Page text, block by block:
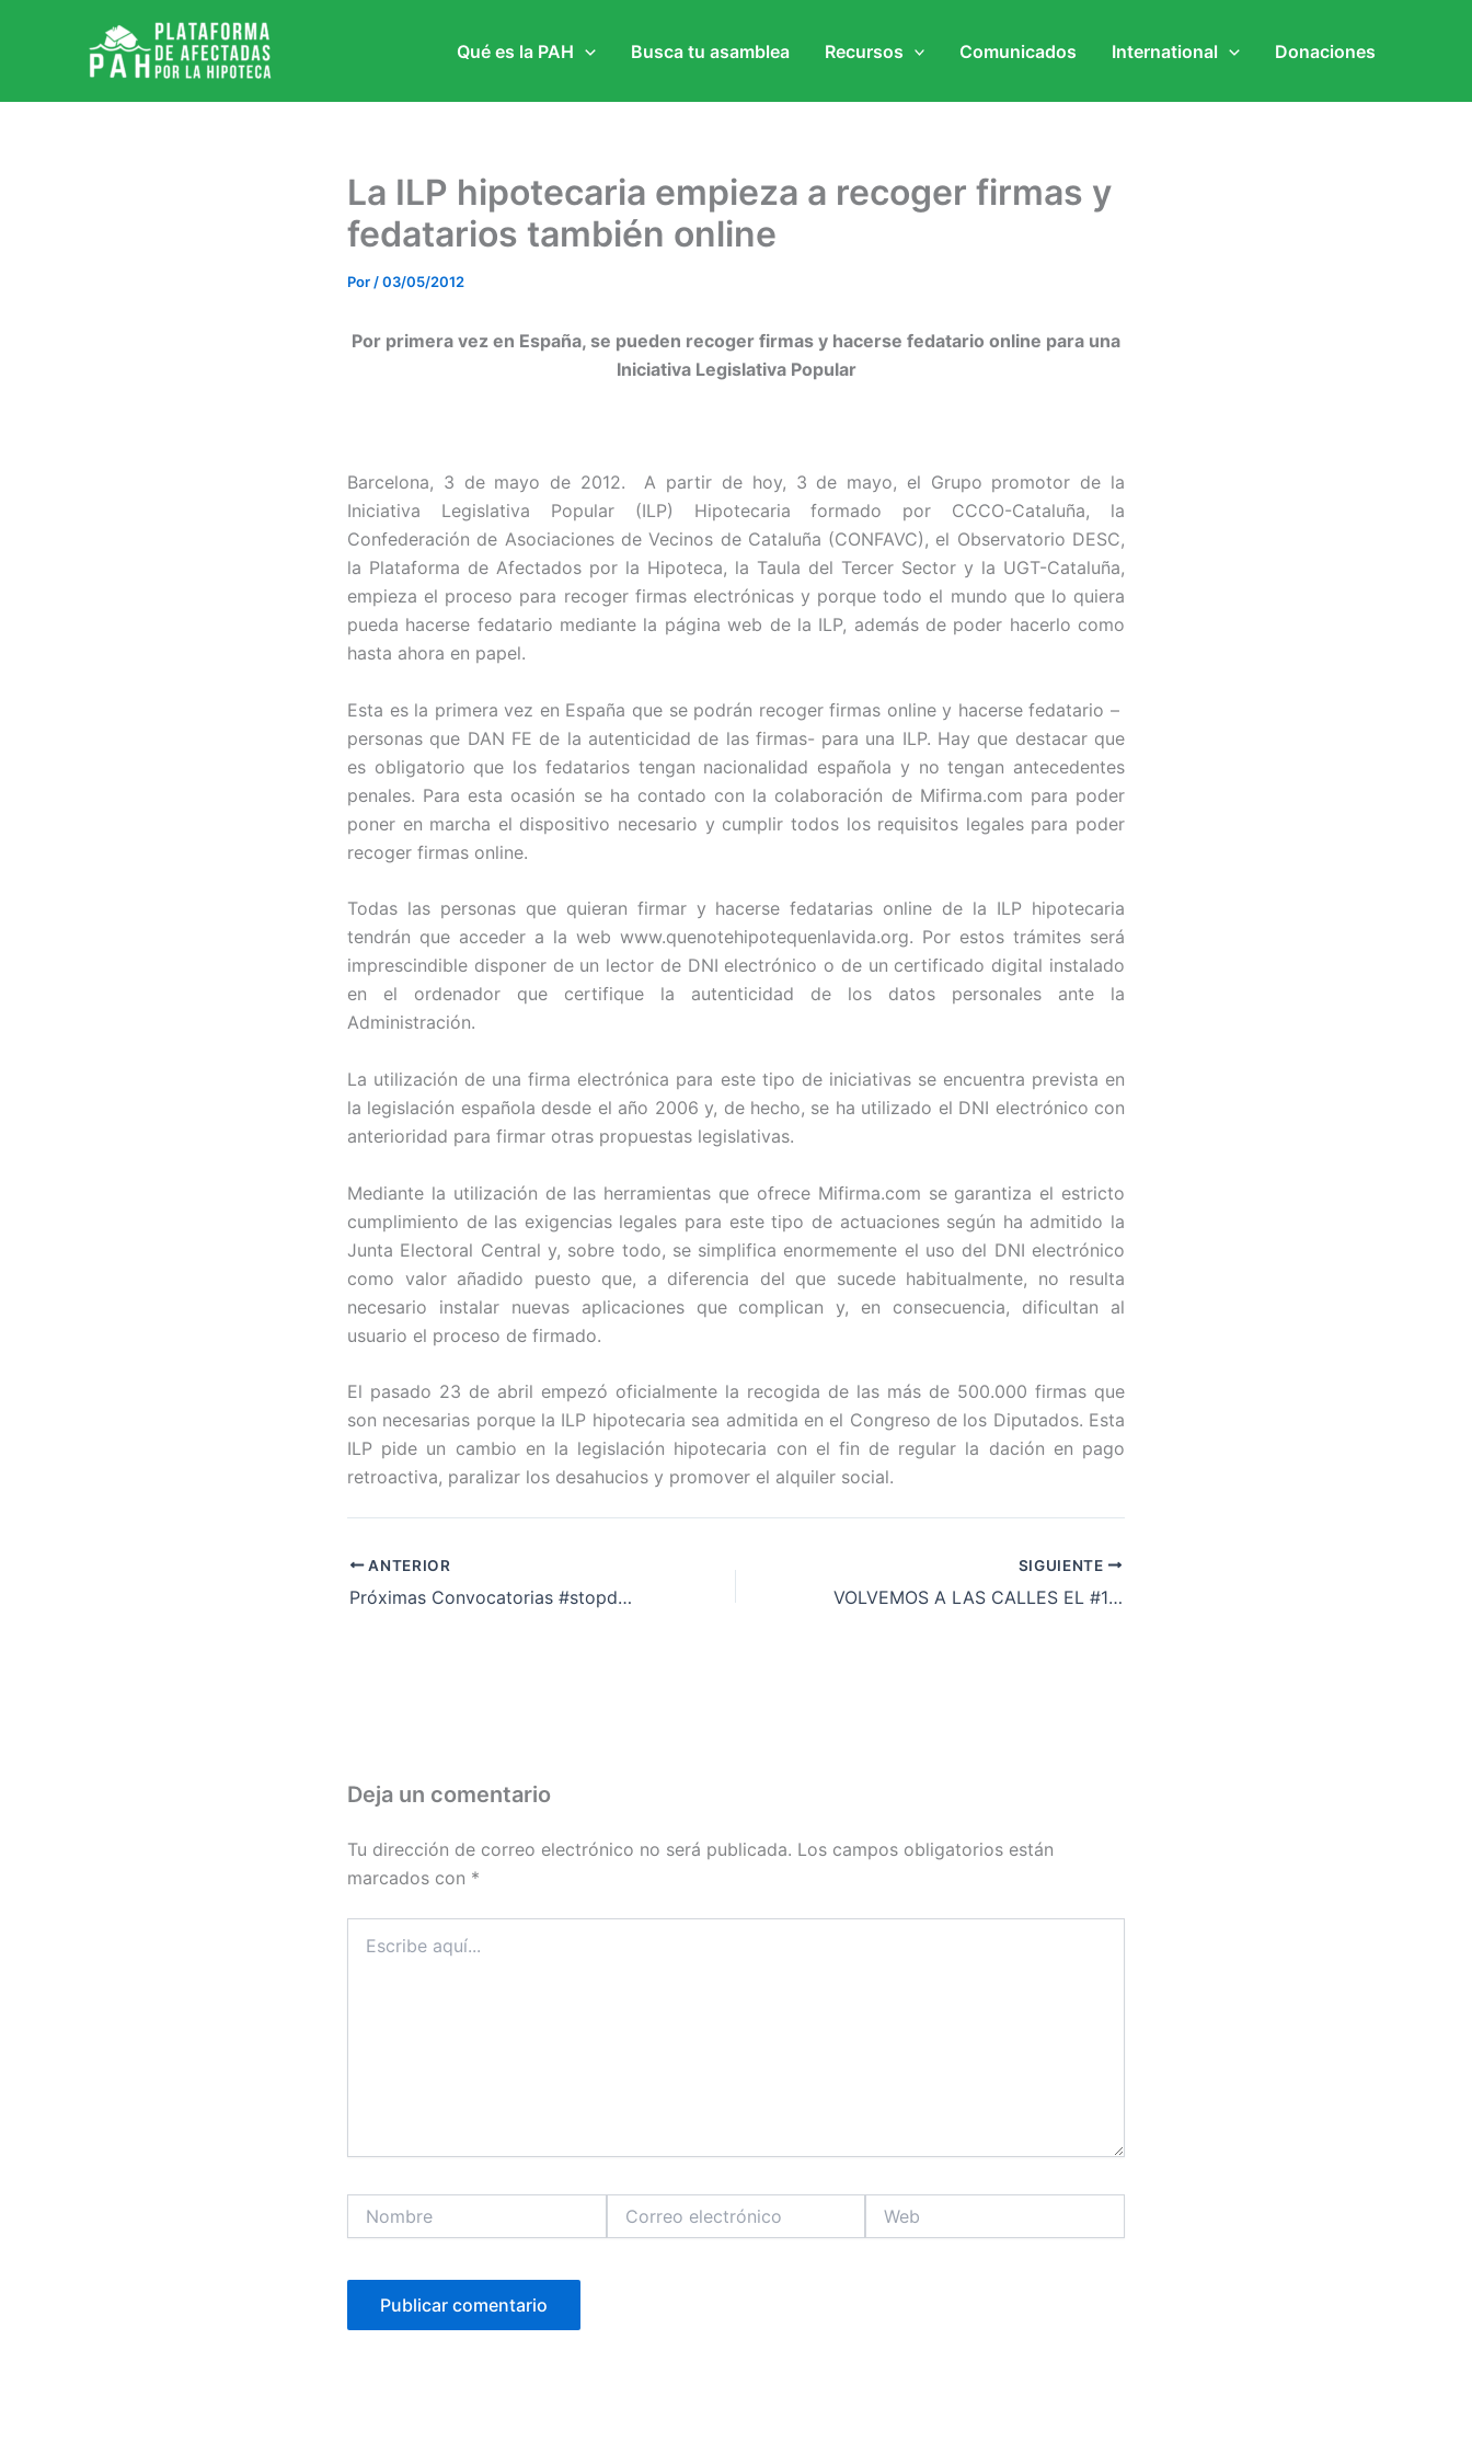
Qué es la PAH Busca tu asamblea Recursos Comunicados International Donaciones
La ILP hipotecaria empieza a recoger firmas y
fedatarios también online
Por /03/05/2012
Por primera vez en España, se pueden recoger firmas y hacerse fedatario online para una
Iniciativa Legislativa Popular
Barcelona, 3 de mayo de 2012. A partir de hoy, 3 de mayo, el Grupo promotor de la
Iniciativa Legislativa Popular (ILP) Hipotecaria formado por CCCO-Cataluña, la
Confederación de Asociaciones de Vecinos de Cataluña (CONFAVC), el Observatorio DESC,
la Plataforma de Afectados por la Hipoteca, la Taula del Tercer Sector y la UGT-Cataluña,
empieza el proceso para recoger firmas electrónicas y porque todo el mundo que lo quiera
pueda hacerse fedatario mediante la página web de la ILP, además de poder hacerlo como
hasta ahora en papel.
Esta es la primera vez en España que se podrán recoger firmas online y hacerse fedatario –
personas que DAN FE de la autenticidad de las firmas- para una ILP. Hay que destacar que
es obligatorio que los fedatarios tengan nacionalidad española y no tengan antecedentes
penales. Para esta ocasión se ha contado con la colaboración de Mifirma.com para poder
poner en marcha el dispositivo necesario y cumplir todos los requisitos legales para poder
recoger firmas online.
Todas las personas que quieran firmar y hacerse fedatarias online de la ILP hipotecaria
tendrán que acceder a la web www.quenotehipotequenlavida.org. Por estos trámites será
imprescindible disponer de un lector de DNI electrónico o de un certificado digital instalado
en el ordenador que certifique la autenticidad de los datos personales ante la
Administración.
La utilización de una firma electrónica para este tipo de iniciativas se encuentra prevista en
la legislación española desde el año 2006 y, de hecho, se ha utilizado el DNI electrónico con
anterioridad para firmar otras propuestas legislativas.
Mediante la utilización de las herramientas que ofrece Mifirma.com se garantiza el estricto
cumplimiento de las exigencias legales para este tipo de actuaciones según ha admitido la
Junta Electoral Central y, sobre todo, se simplifica enormemente el uso del DNI electrónico
como valor añadido puesto que, a diferencia del que sucede habitualmente, no resulta
necesario instalar nuevas aplicaciones que complican y, en consecuencia, dificultan al
usuario el proceso de firmado.
El pasado 23 de abril empezó oficialmente la recogida de las más de 500.000 firmas que
son necesarias porque la ILP hipotecaria sea admitida en el Congreso de los Diputados. Esta
ILP pide un cambio en la legislación hipotecaria con el fin de regular la dación en pago
retroactiva, paralizar los desahucios y promover el alquiler social.
ANTERIOR
Próximas Convocatorias #stopdesahucios Mayo
SIGUIENTE
VOLVEMOS A LAS CALLES EL #12M15M: PORQUÉ SOMOS EL 99% Y SABEMOS QUE ¡SÍ SE PUEDE!
Deja un comentario
Tu dirección de correo electrónico no será publicada. Los campos obligatorios están
marcados con *
aquí...
electrónico